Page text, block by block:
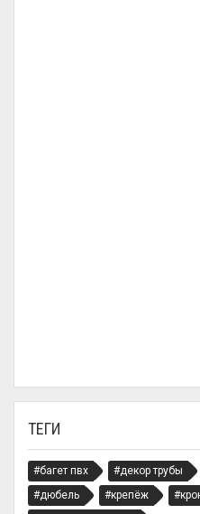
ТЕГИ
#багет пвх
#декор трубы
#дюбель
#крепёж